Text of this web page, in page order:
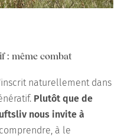
: même combat
naturellement dans
Plutôt que de
nous invite à
à le